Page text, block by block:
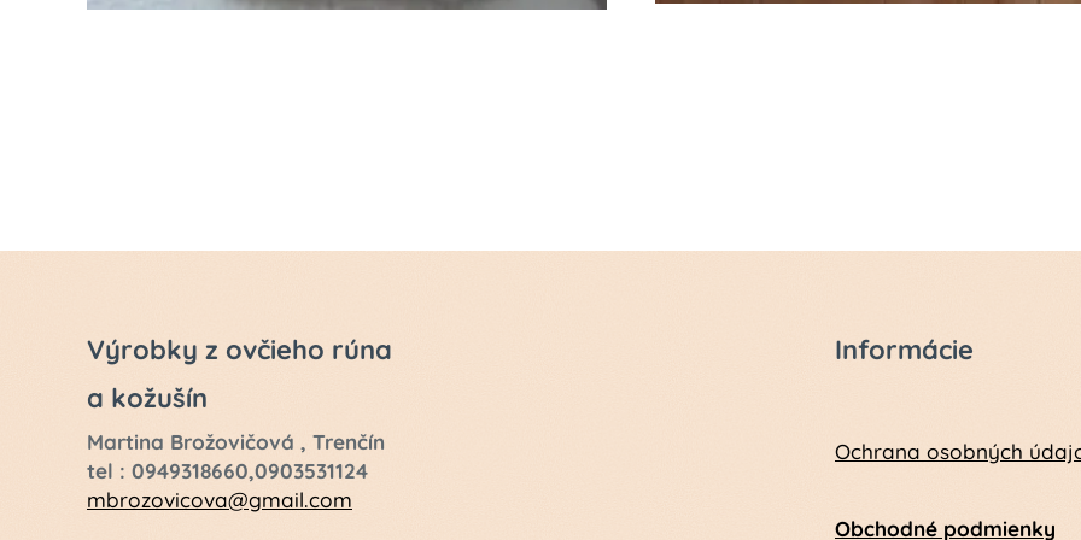
Výrobky z ovčieho rúna
a kožušín
Martina Brožovičová , Trenčín
tel : 0949318660,0903531124
mbrozovicova@gmail.com
Informácie
Ochrana osobných
Obchodné podmienky